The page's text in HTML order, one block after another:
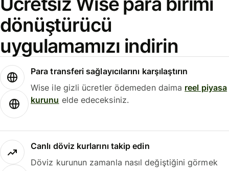
dönüştürücü
uygulamamızı indirin
Para transferi sağlayıcılarını karşılaştırın
Wise ile gizli ücretler ödemeden daima reel piyasa
kurunu elde edeceksiniz.
Canlı döviz kurlarını takip edin
Döviz kurunun zamanla nasıl değiştiğini görmek